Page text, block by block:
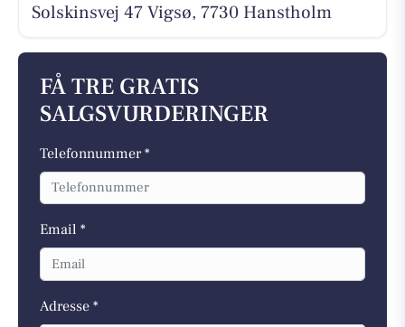
Solskinsvej 47 Vigsø, 7730 Hanstholm
FÅ TRE GRATIS
SALGSVURDERINGER
Telefonnummer *
Email *
Adresse *